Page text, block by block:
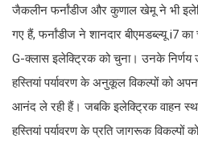
जैकलीन फर्नांडीज और कुणाल खेमू ने भी
गए हैं, फर्नांडीज ने शानदार बीएमडब्ल्यू i7
G-क्लास इलेक्ट्रिक को चुना। उनके निर्णय
हस्तियां पर्यावरण के अनुकूल विकल्पों को
आनंद ले रही हैं। जबकि इलेक्ट्रिक वाहन
हस्तियां पर्यावरण के प्रति जागरूक विकल्पों